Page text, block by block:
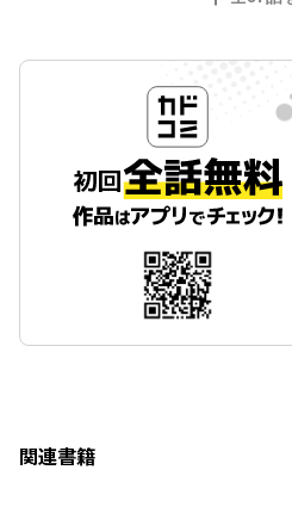
関連書籍